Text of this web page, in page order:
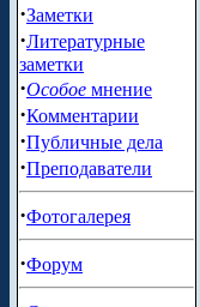
·Заметки
·Литературные
заметки
·Особое мнение
·Комментарии
·Публичные дела
·Преподаватели
·Фотогалерея
·Форум